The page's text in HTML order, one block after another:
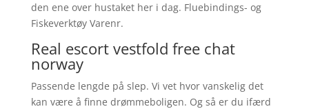
den ene over hustaket her i dag. Fluebindings- og
Fiskeverktøy Varenr.
Real escort vestfold free chat
norway
Passende lengde på slep. Vi vet hvor vanskelig det
kan være å finne drømmeboligen. Og så er du ifærd